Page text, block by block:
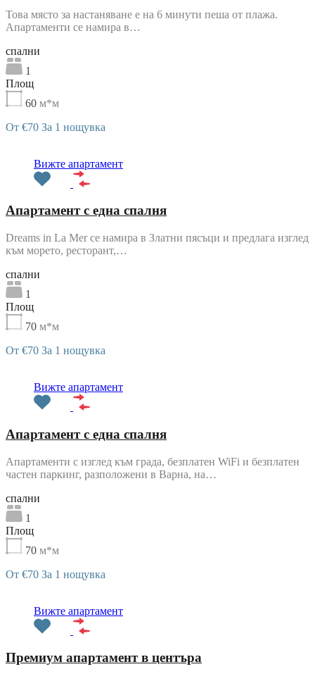
Това място за настаняване е на 6 минути пеша от плажа.
Апартаменти се намира в…
cпални
1
Площ
60 м*м
От €70 За 1 нощувка
Вижте апартамент
Апартамент с една спалня
Dreams in La Mer се намира в Златни пясъци и предлага изглед
към морето, ресторант,…
cпални
1
Площ
70 м*м
От €70 За 1 нощувка
Вижте апартамент
Апартамент с една спалня
Апартаменти с изглед към града, безплатен WiFi и безплатен
частен паркинг, разположени в Варна, на…
cпални
1
Площ
70 м*м
От €70 За 1 нощувка
Вижте апартамент
Премиум апартамент в центъра